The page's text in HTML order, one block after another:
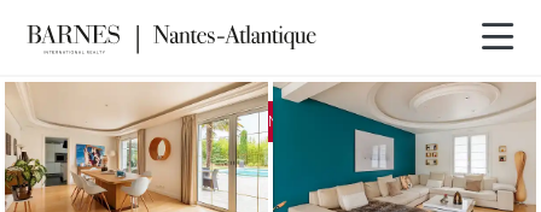
EXCLUSIVITÉ VENDU PAR BARNES